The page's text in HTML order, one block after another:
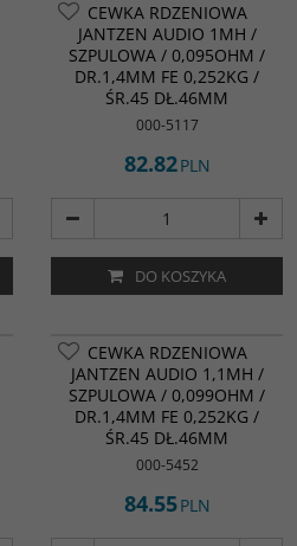
CEWKA RDZENIOWA
JANTZEN AUDIO 1MH /
SZPULOWA / 0,095OHM /
DR.1,4MM FE 0,252KG /
ŚR.45 DŁ.46MM
000-5117
82.82PLN
DO KOSZYKA
CEWKA RDZENIOWA
JANTZEN AUDIO 1,1MH /
SZPULOWA / 0,099OHM /
DR.1,4MM FE 0,252KG /
ŚR.45 DŁ.46MM
000-5452
84.55PLN